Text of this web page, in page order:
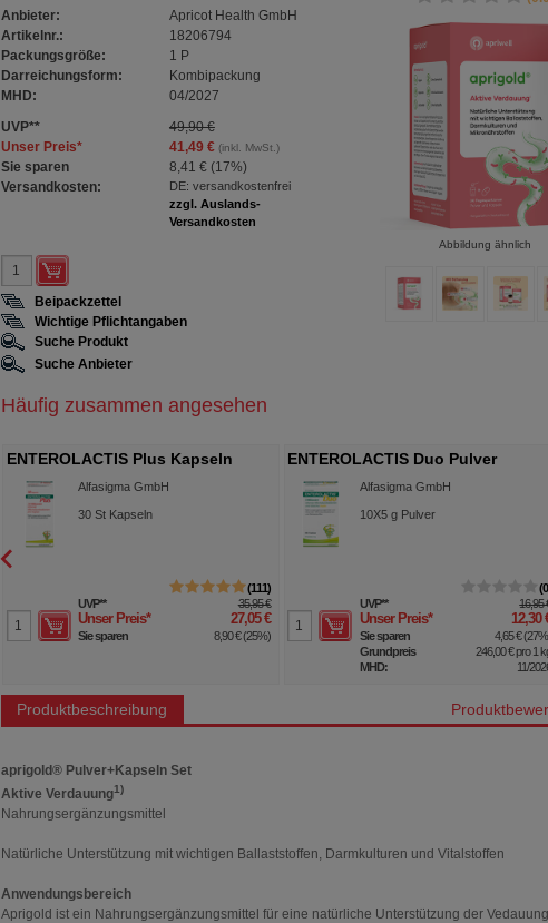
Anbieter:
Apricot Health GmbH
Artikelnr.:
18206794
Packungsgröße:
1 P
Darreichungsform:
Kombipackung
MHD:
04/2027
UVP**
49,90 €
Unser Preis* 41,49 €(inkl. MwSt.)
Sie sparen 8,41 € (17%)
Versandkosten:
DE: versandkostenfrei
zzgl. Auslands-
Versandkosten
Abbildung ähnlich
Beipackzettel
Wichtige Pflichtangaben
Suche Produkt
Suche Anbieter
Häufig zusammen angesehen
ENTEROLACTIS Plus Kapseln
Alfasigma GmbH
30St Kapseln
111
UVP** 35,95 €
Unser Preis* 27,05 €
Sie sparen 8,90 €(25%)
ENTEROLACTIS Duo Pulver
Sachets
Alfasigma GmbH
10X5 g Pulver
0
UVP** 16,95
Unser Preis* 12,30
Sie sparen 4,65 €(27%
Grundpreis
246,00 €pro 1
MHD:
11/
Produktbeschreibung
aprigold® Pulver+Kapseln Set
Aktive Verdauung1)
Nahrungsergänzungsmittel
Natürliche Unterstützung mit wichtigen Ballaststoffen, Darmkulturen und Vitalstoffen
Anwendungsbereich
Aprigold ist ein Nahrungsergänzungsmittel für eine natürliche Unterstützung der